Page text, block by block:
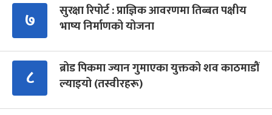
७
सुरक्षा रिपोर्ट : प्राज्ञिक आवरणमा तिब्बत पक्षीय
भाष्य निर्माणको योजना
८
ब्रोड पिकमा ज्यान गुमाएका युक्तको शव काठमाडौं
ल्याइयो (तस्वीरहरू)